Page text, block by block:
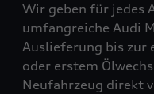
Wir geben für jedes
umfangreiche Audi
Auslieferung bis zur
oder erstem
Neufahrzeug direkt